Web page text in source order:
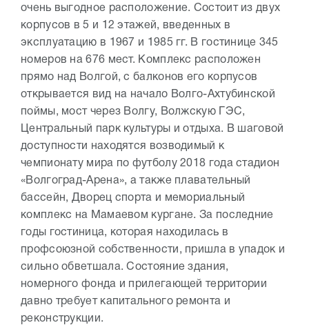
очень выгодное расположение. Состоит из двух
корпусов в 5 и 12 этажей, введенных в
эксплуатацию в 1967 и 1985 гг. В гостинице 345
номеров на 676 мест. Комплекс расположен
прямо над Волгой, с балконов его корпусов
открывается вид на начало Волго-Ахтубинской
поймы, мост через Волгу, Волжскую ГЭС,
Центральный парк культуры и отдыха. В шаговой
доступности находятся возводимый к
чемпионату мира по футболу 2018 года стадион
«Волгоград-Арена», а также плавательный
бассейн, Дворец спорта и мемориальный
комплекс на Мамаевом кургане. За последние
годы гостиница, которая находилась в
профсоюзной собственности, пришла в упадок и
сильно обветшала. Состояние здания,
номерного фонда и прилегающей территории
давно требует капитального ремонта и
реконструкции.